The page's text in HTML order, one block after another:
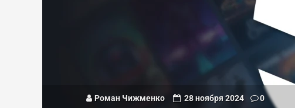
Роман Чижменко 28 ноября 2024 0